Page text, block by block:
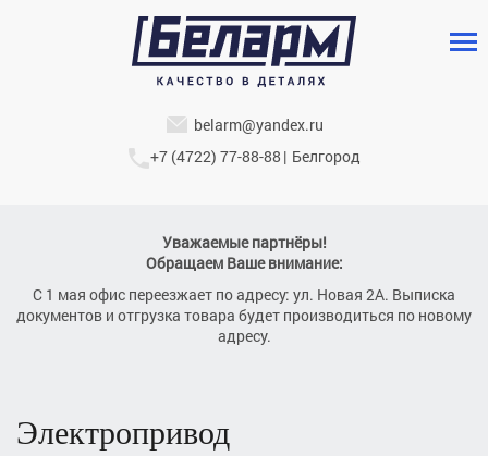
belarm@yandex.ru
+7 (4722) 77-88-88 | Белгород
Уважаемые партнёры!
Обращаем Ваше внимание:
С 1 мая офис переезжает по адресу: ул. Новая 2А. Выписка
документов и отгрузка товара будет производиться по новому
адресу.
электропривод